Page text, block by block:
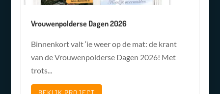
Vrouwenpolderse Dagen 2026
Binnenkort valt ‘ie weer op de mat: de krant
van de Vrouwenpolderse Dagen 2026! Met
trots...